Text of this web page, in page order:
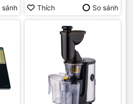
sánh Thích So sánh